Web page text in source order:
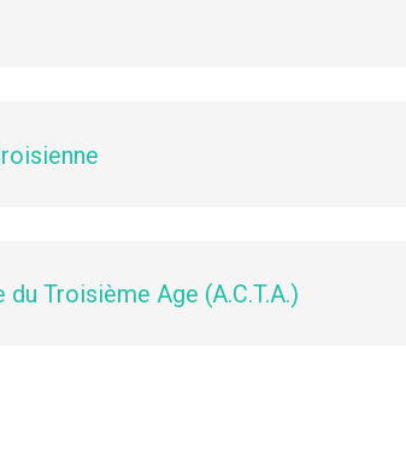
Troisième Age (A.C.T.A.)